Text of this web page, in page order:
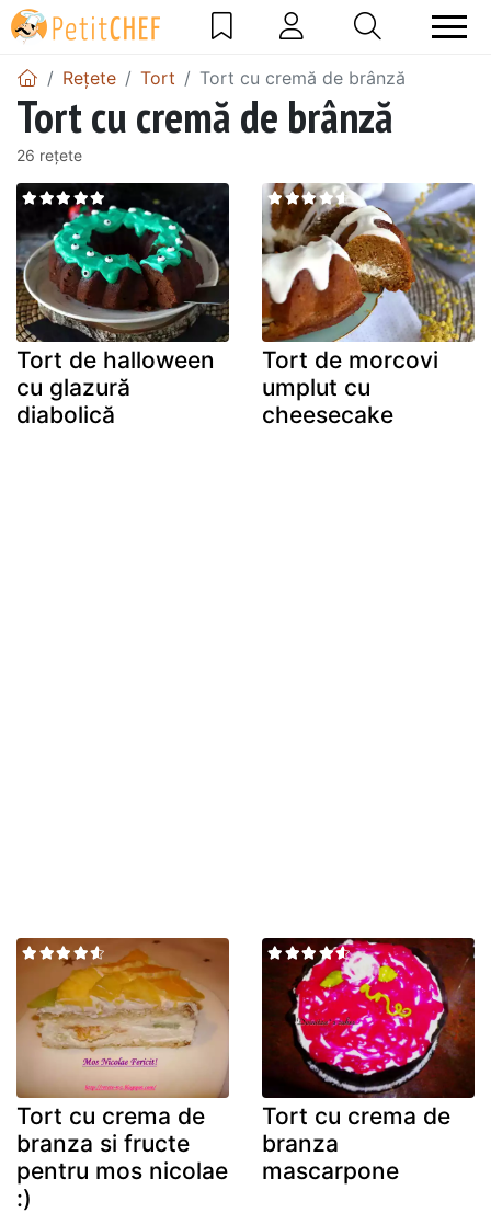
Rețete Tort Tort cu cremă de brânză
Tort cu cremă de brânză
26 rețete
Tort de halloween
cu glazură
diabolică
Tort de morcovi
umplut cu
cheesecake
Tort cu crema de
branza si fructe
pentru mos nicolae
:)
Tort cu crema de
branza
mascarpone